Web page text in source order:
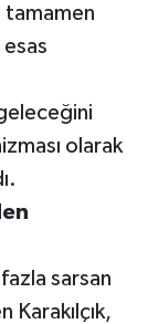
tamamen
olarak
sarsan